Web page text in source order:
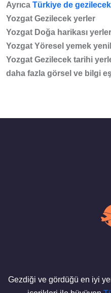
Ayrıca Türkiye de
Yozgat Gezilecek yerler
Yozgat Doğa harikası yerler
Yozgat Yöresel yemek
Yozgat Gezilecek tarihi
daha fazla görsel ve bilgi
Gezdiği ve gördüğü en iyi